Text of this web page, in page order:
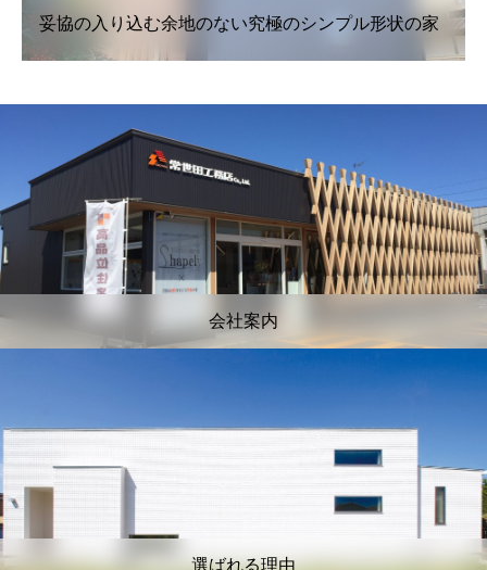
優しく差し込む光がゆとりをもたらす吹抜けの家
会社案内
選ばれる理由